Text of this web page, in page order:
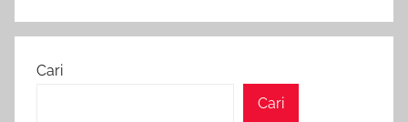
Cari
Cari